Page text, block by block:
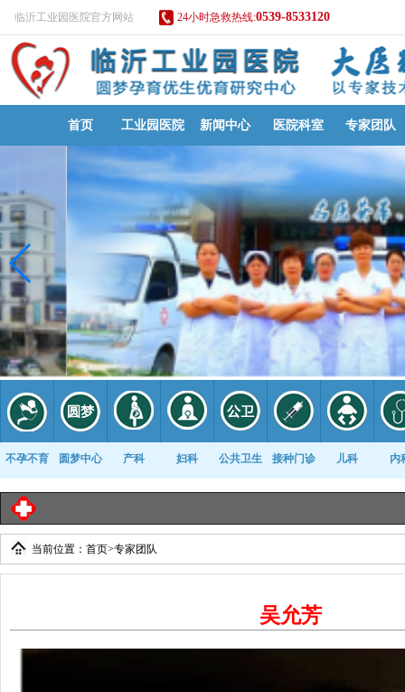
临沂工业园医院官方网站 24小时急救热线:0539-8533120
首页 工业园医院 新闻中心 医院科室 专家团队
不孕不育 圆梦中心 产科 妇科 公共卫生 接种门诊 儿科 内
康复科
当前位置： 首页>专家团队
吴允芳